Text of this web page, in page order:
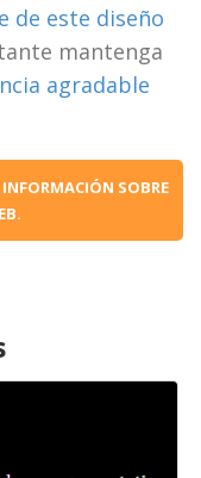
de este diseño
mantenga
agradable
SOBRE